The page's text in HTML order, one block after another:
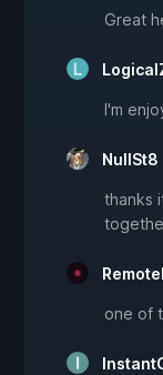
Great
I'm
NullSt8
thanks
one of